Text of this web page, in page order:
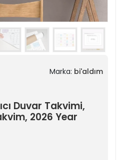
Marka: bi'aldım
Duvar Takvimi,
2026 Year